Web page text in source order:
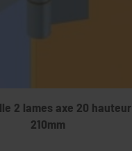
2 lames axe 20 hauteur
210mm